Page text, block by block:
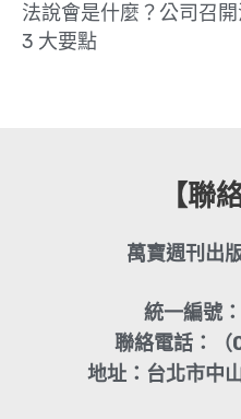
法說會是什麼？公司召
3 大要點
【聯
萬寶週刊出
統一編號
聯絡電話：
地址：台北市中